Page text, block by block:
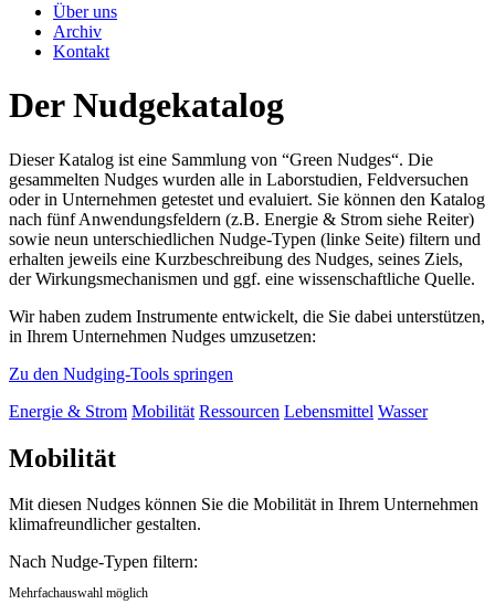
Über uns
Archiv
Kontakt
Der Nudgekatalog
Dieser Katalog ist eine Sammlung von “Green Nudges“. Die
gesammelten Nudges wurden alle in Laborstudien, Feldversuchen
oder in Unternehmen getestet und evaluiert. Sie können den Katalog
nach fünf Anwendungsfeldern (z.B. Energie & Strom siehe Reiter)
sowie neun unterschiedlichen Nudge-Typen (linke Seite) filtern und
erhalten jeweils eine Kurzbeschreibung des Nudges, seines Ziels,
der Wirkungsmechanismen und ggf. eine wissenschaftliche Quelle.
Wir haben zudem Instrumente entwickelt, die Sie dabei unterstützen,
in Ihrem Unternehmen Nudges umzusetzen:
Zu den Nudging-Tools springen
Energie & Strom Mobilität Ressourcen Lebensmittel Wasser
Mobilität
Mit diesen Nudges können Sie die Mobilität in Ihrem Unternehmen
klimafreundlicher gestalten.
Nach Nudge-Typen filtern:
Mehrfachauswahl möglich